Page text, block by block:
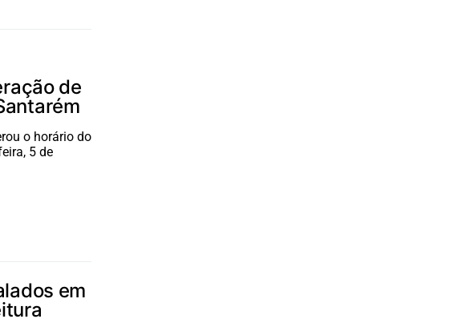
de
o horário do
5 de
em